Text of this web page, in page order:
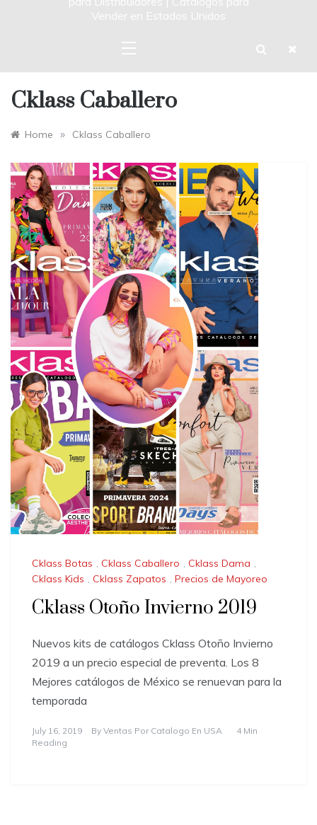
Vender en Estados Unidos
Cklass Caballero
Home » Cklass Caballero
Cklass Botas , Cklass Caballero , Cklass Dama ,
Cklass Kids , Cklass Zapatos , Precios de Mayoreo
Cklass Otoño Invierno 2019
Nuevos kits de catálogos Cklass Otoño Invierno
2019 a un precio especial de preventa. Los 8
Mejores catálogos de México se renuevan para la
temporada
July 16, 2019 By Ventas Por Catalogo En USA
4 Min
Reading